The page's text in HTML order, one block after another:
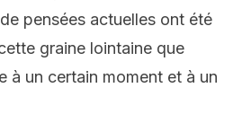
pensées actuelles ont été
graine lointaine que
à un certain moment et à un